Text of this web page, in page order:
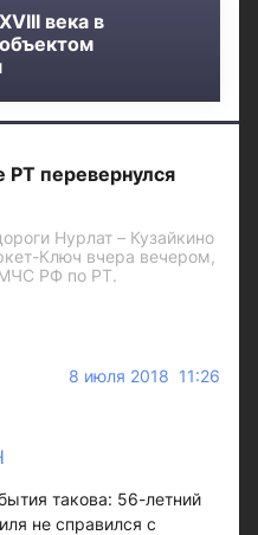
века в
перевернулся
Нурлат – Кузайкино
Ключ вчера вечером,
РФ по РТ.
8 июля 2018 11:26
такова: 56-летний
не справился с